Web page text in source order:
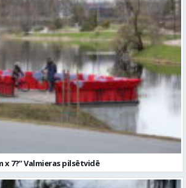
x 7?” Valmieras pilsētvidē